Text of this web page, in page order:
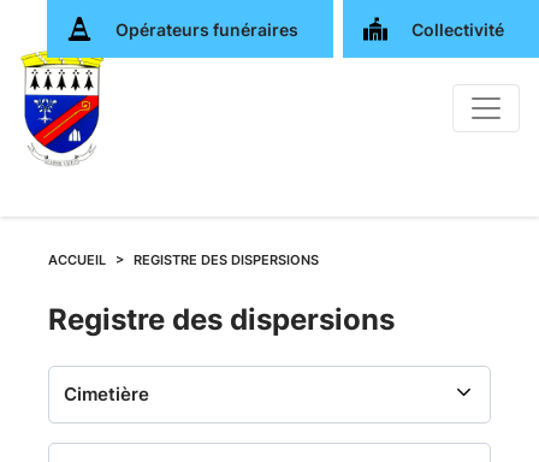
Opérateurs funéraires Collectivité
ACCUEIL REGISTRE DES DISPERSIONS
Registre
des
dispersions
Registre des dispersions